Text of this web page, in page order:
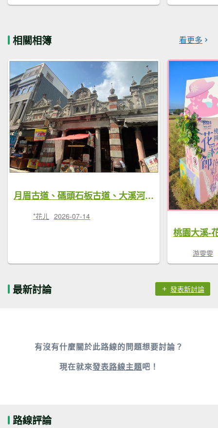
相關相簿 看更多
月眉古道、碼頭石板古道、大溪河濱步道 O型一圈
*花ㄦ 2026-07-14
游雯雯
最新討論 發表新討論
有沒有什麼關於此路線的問題想要討論？
現在就來發表路線主題吧！
路線評論